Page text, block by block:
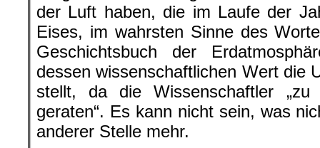
der Luft haben, die im Laufe der
Eises, im wahrsten Sinne des
Geschichtsbuch der
dessen wissenschaftlichen Wert die
stellt, da die Wissenschaftler „zu
geraten“. Es kann nicht sein, was
anderer Stelle mehr.